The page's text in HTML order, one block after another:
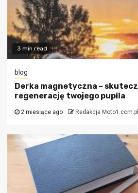
3 min read
blog
Derka magnetyczna –
regenerację twojego pupila
2 miesiące ago Redakcja Moto1.com.pl